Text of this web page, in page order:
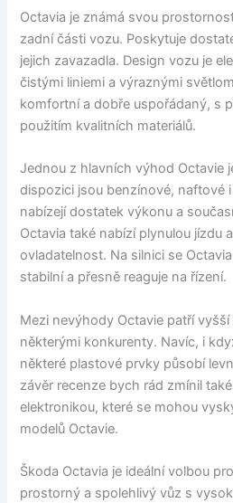
Octavia je známá svou
zadní části vozu. Poskytuje
jejich zavazadla. Design vozu je
čistými liniemi a výraznými
komfortní a dobře uspořádaný, s
použitím kvalitních materiálů.
Jednou z hlavních výhod Octavie
dispozici jsou benzínové, naftové
nabízejí dostatek výkonu a
Octavia také nabízí plynulou jízdu
ovladatelnost. Na silnici se
stabilní a přesně reaguje na řízení.
Mezi nevýhody Octavie patří
některými konkurenty. Navíc, i
některé plastové prvky působí
závěr recenze bych rád zmínil
elektronikou, které se mohou
modelů Octavie.
Škoda Octavia je ideální volbou
prostorný a spolehlivý vůz s